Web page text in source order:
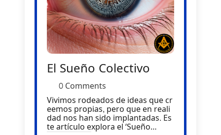
El Sueño Colectivo
0 Comments
Vivimos rodeados de ideas que cr
eemos propias, pero que en reali
dad nos han sido implantadas. Es
te artículo explora el ‘Sueño…